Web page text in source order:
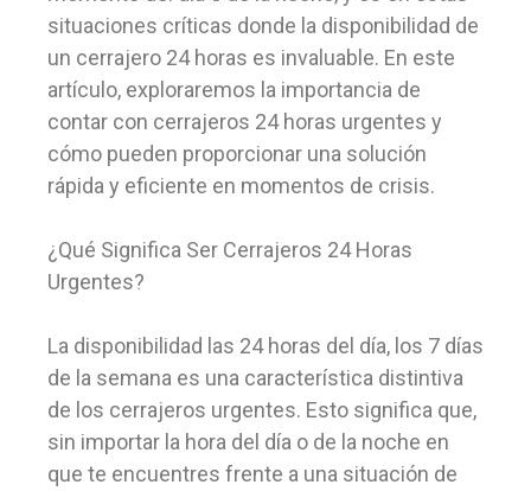
situaciones críticas donde la disponibilidad de
un cerrajero 24 horas es invaluable. En este
artículo, exploraremos la importancia de
contar con cerrajeros 24 horas urgentes y
cómo pueden proporcionar una solución
rápida y eficiente en momentos de crisis.
¿Qué Significa Ser Cerrajeros 24 Horas
Urgentes?
La disponibilidad las 24 horas del día, los 7 días
de la semana es una característica distintiva
de los cerrajeros urgentes. Esto significa que,
sin importar la hora del día o de la noche en
que te encuentres frente a una situación de